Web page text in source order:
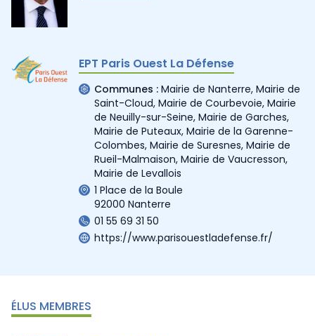
EPT Paris Ouest La Défense
Communes : Mairie de Nanterre, Mairie de
Saint-Cloud, Mairie de Courbevoie, Mairie
de Neuilly-sur-Seine, Mairie de Garches,
Mairie de Puteaux, Mairie de la Garenne-
Colombes, Mairie de Suresnes, Mairie de
Rueil-Malmaison, Mairie de Vaucresson,
Mairie de Levallois
1 Place de la Boule
92000 Nanterre
01 55 69 31 50
https://www.parisouestladefense.fr/
ÉLUS MEMBRES